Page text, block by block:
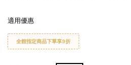
適用優惠
全館指定商品下單享9折